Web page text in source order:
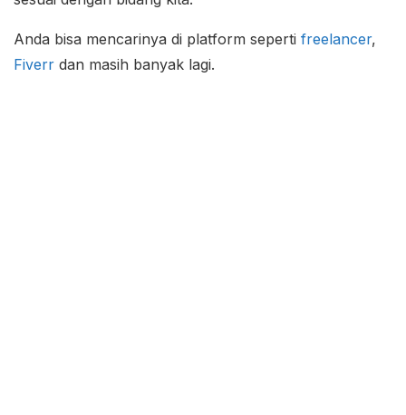
Anda bisa mencarinya di platform seperti freelancer,
Fiverr dan masih banyak lagi.